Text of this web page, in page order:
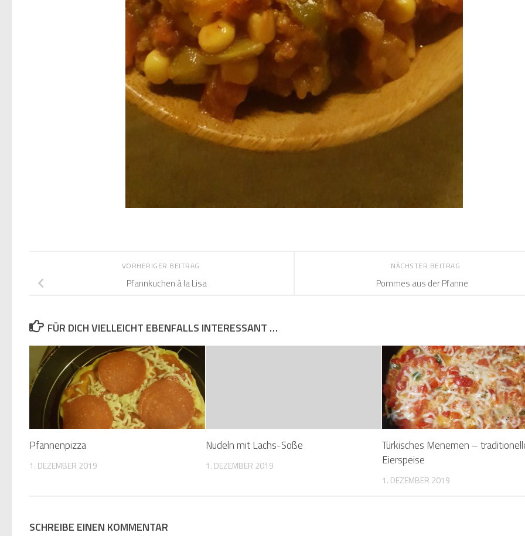
NÄCHSTER BEITRAG
Pommes aus der Pfanne
VORHERIGER BEITRAG
Pfannkuchen à la Lisa
FÜR DICH VIELLEICHT EBENFALLS INTERESSANT …
Pfannenpizza
1. DEZEMBER 2019
Nudeln mit Lachs-Soße
1. DEZEMBER 2019
Türkisches Menemen –
Eierspeise
1. DEZEMBER 2019
SCHREIBE EINEN KOMMENTAR